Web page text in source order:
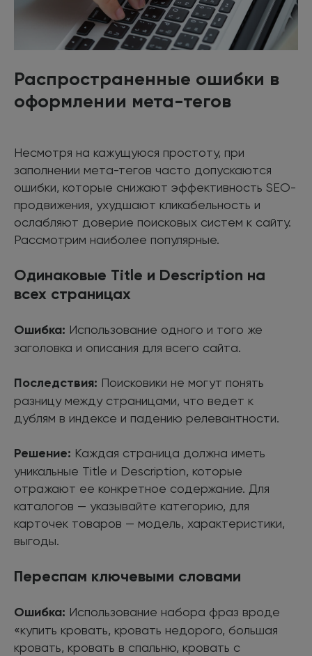
Распространенные ошибки в
оформлении мета-тегов
Несмотря на кажущуюся простоту, при
заполнении мета-тегов часто допускаются
ошибки, которые снижают эффективность SEO-
продвижения, ухудшают кликабельность и
ослабляют доверие поисковых систем к сайту.
Рассмотрим наиболее популярные.
Одинаковые Title и Description на
всех страницах
Ошибка: Использование одного и того же
заголовка и описания для всего сайта.
Последствия: Поисковики не могут понять
разницу между страницами, что ведет к
дублям в индексе и падению релевантности.
Решение: Каждая страница должна иметь
уникальные Title и Description, которые
отражают ее конкретное содержание. Для
каталогов — указывайте категорию, для
карточек товаров — модель, характеристики,
выгоды.
Переспам ключевыми словами
Ошибка: Использование набора фраз вроде
«купить кровать, кровать недорого, большая
кровать, кровать в спальню, кровать с